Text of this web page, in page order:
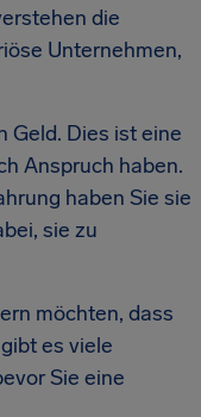
die
Unternehmen,
Geld. Dies ist eine
Anspruch haben.
haben Sie sie
sie zu
möchten, dass
es viele
Sie eine